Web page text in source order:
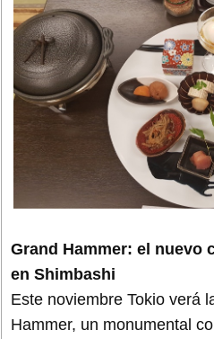
Grand Hammer: el nuevo
en Shimbashi
Este noviembre Tokio verá
Hammer, un monumental